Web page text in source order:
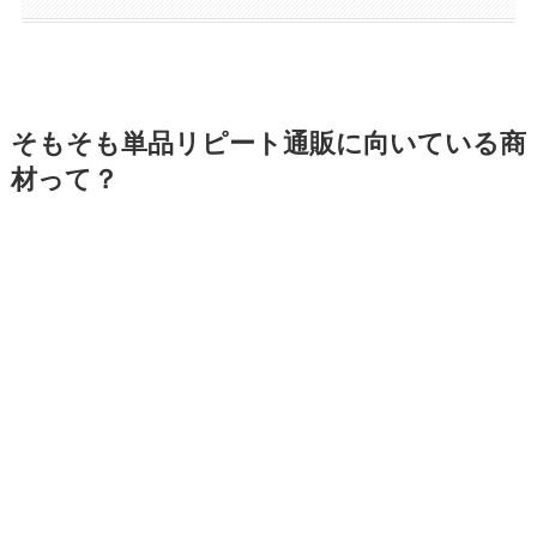
そもそも単品リピート通販に向いている商
材って？